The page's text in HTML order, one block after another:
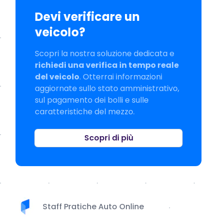
Devi verificare un
veicolo?
Scopri la nostra soluzione dedicata e
richiedi una verifica in tempo reale
del veicolo. Otterrai informazioni
aggiornate sullo stato amministrativo,
sul pagamento dei bolli e sulle
caratteristiche del mezzo.
Scopri di più
Staff Pratiche Auto Online